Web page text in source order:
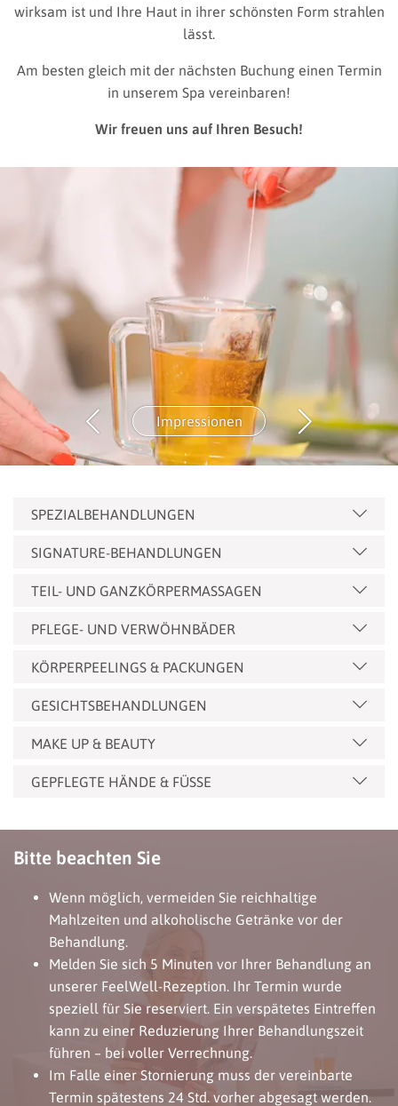
wirksam ist und Ihre Haut in ihrer schönsten Form strahlen
lässt.
Am besten gleich mit der nächsten Buchung einen Termin
in unserem Spa vereinbaren!
Wir freuen uns auf Ihren Besuch!
Impressionen
SPEZIALBEHANDLUNGEN
SIGNATURE-BEHANDLUNGEN
TEIL- UND GANZKÖRPERMASSAGEN
PFLEGE- UND VERWÖHNBÄDER
KÖRPERPEELINGS & PACKUNGEN
GESICHTSBEHANDLUNGEN
MAKE UP & BEAUTY
GEPFLEGTE HÄNDE & FÜSSE
Bitte beachten Sie
Wenn möglich, vermeiden Sie reichhaltige
Mahlzeiten und alkoholische Getränke vor der
Behandlung.
Melden Sie sich 5 Minuten vor Ihrer Behandlung an
unserer FeelWell-Rezeption. Ihr Termin wurde
speziell für Sie reserviert. Ein verspätetes Eintreffen
kann zu einer Reduzierung Ihrer Behandlungszeit
führen – bei voller Verrechnung.
Im Falle einer Stornierung muss der vereinbarte
Termin spätestens 24 Std. vorher abgesagt werden.